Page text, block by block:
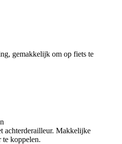
gemakkelijk om op fiets te
achterderailleur. Makkelijke
te koppelen.